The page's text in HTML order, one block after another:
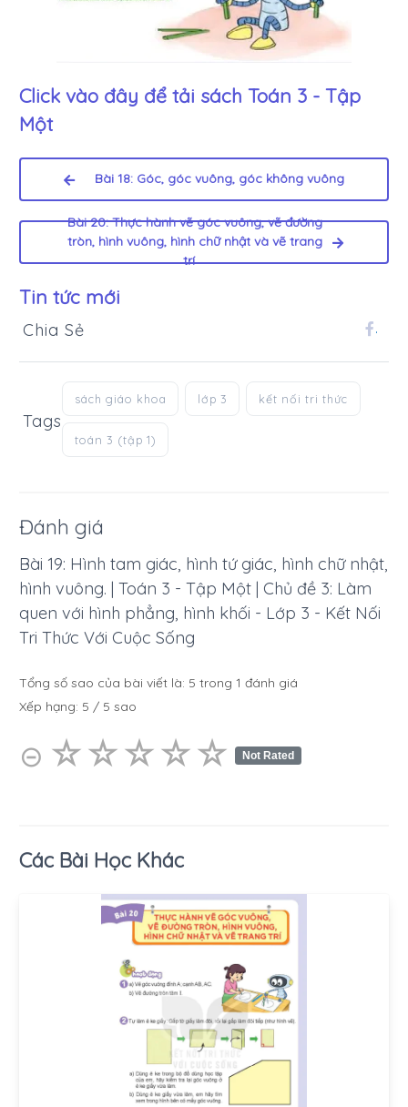
Click vào đây để tải sách Toán 3 - Tập
Một
Bài 18: Góc, góc vuông, góc không vuông
Bài 20: Thực hành vẽ góc vuông, vẽ đường
tròn, hình vuông, hình chữ nhật và vẽ trang
trí
Tin tức mới
Chia Sẻ .
Tags
sách giáo khoa lớp 3 kết nối tri thức
toán 3 (tập 1)
Đánh giá
Bài 19: Hình tam giác, hình tứ giác, hình chữ nhật,
hình vuông. | Toán 3 - Tập Một | Chủ đề 3: Làm
quen với hình phẳng, hình khối - Lớp 3 - Kết Nối
Tri Thức Với Cuộc Sống
Tổng số sao của bài viết là: 5 trong 1 đánh giá
Xếp hạng: 5 / 5 sao
⊝ ☆☆☆☆☆
★★★★★ Not Rated
Các Bài Học Khác